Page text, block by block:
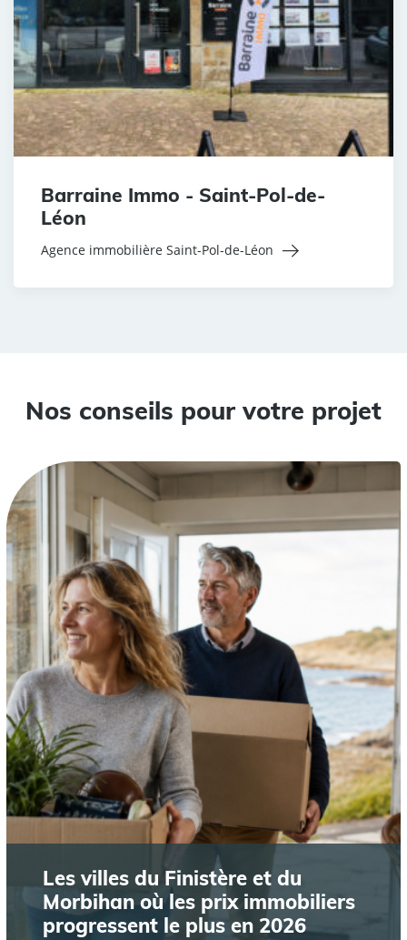
Barraine Immo - Saint-Pol-de-
Léon
Agence immobilière Saint-Pol-de-Léon
Nos conseils pour votre projet
Les villes du Finistère et du
Morbihan où les prix immobiliers
progressent le plus en 2026